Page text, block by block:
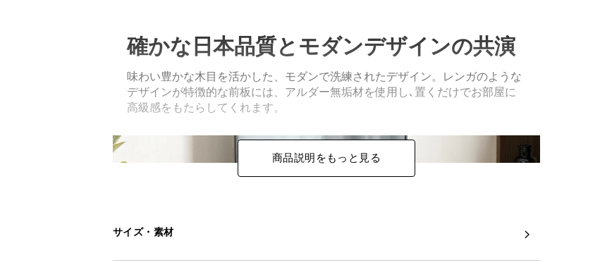
確かな日本品質とモダンデザインの共演
味わい豊かな木目を活かした、モダンで洗練されたデザイン。レンガのような
デザインが特徴的な前板には、アルダー無垢材を使用し､置くだけでお部屋に
高級感をもたらしてくれます。
商品説明をもっと見る
サイズ・素材